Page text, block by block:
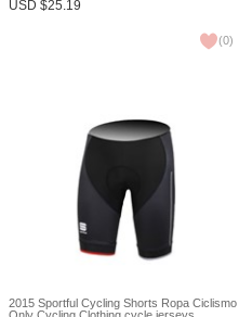
USD $25.19
(0)
2015 Sportful Cycling Shorts Ropa Ciclismo